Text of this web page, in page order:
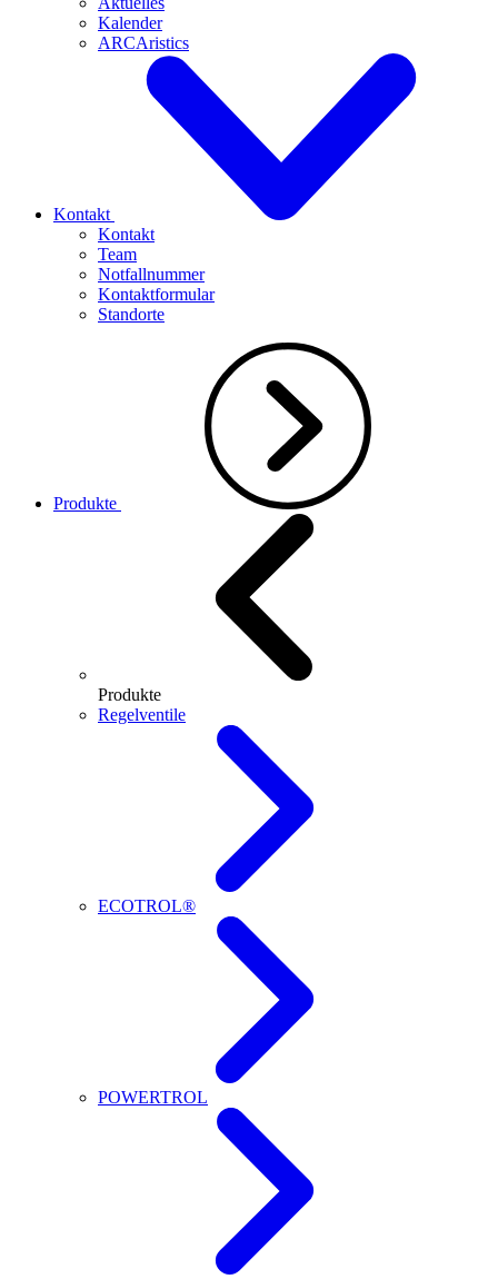
Kalender
ARCAristics
Kontakt
Kontakt
Team
Notfallnummer
Kontaktformular
Standorte
Produkte
Produkte
Regelventile
ECOTROL®
POWERTROL